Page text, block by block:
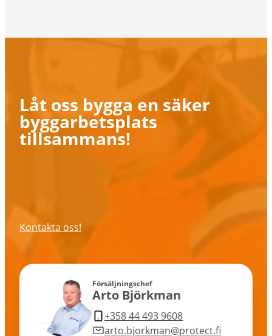
Låt oss bygga en säker
byggarbetsplats
tillsammans!
Kontakta oss!
Försäljningschef
Arto Björkman
+358 44 493 9608
arto.bjorkman@protect.fi